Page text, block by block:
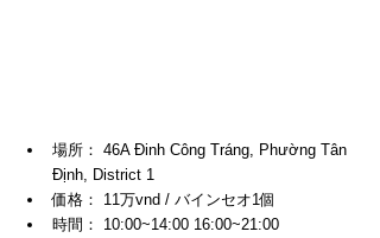
場所： 46A Đinh Công Tráng, Phường Tân
Định, District 1
価格： 11万vnd / バインセオ1個
時間： 10:00~14:00 16:00~21:00